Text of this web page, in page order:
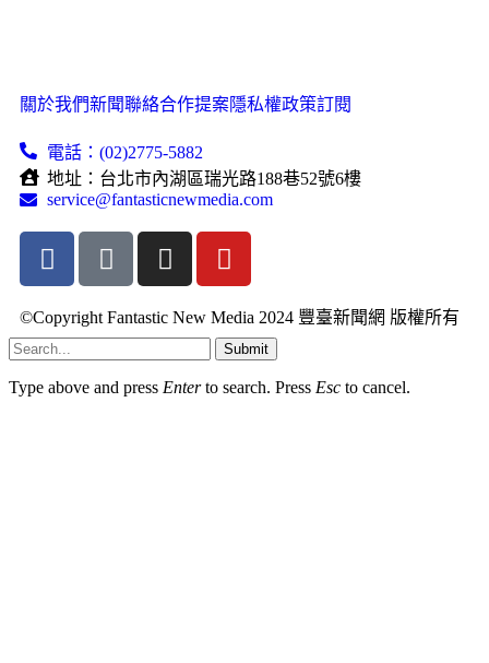
關於我們新聞聯絡合作提案隱私權政策訂閱
電話：(02)2775-5882
地址：台北市內湖區瑞光路188巷52號6樓
service@fantasticnewmedia.com
©Copyright Fantastic New Media 2024 豐臺新聞網 版權所有
Submit
Type above and press Enterto search. Press Esc to cancel.